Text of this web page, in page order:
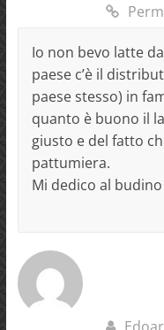
Io non bevo latte
paese c’è il
paese stesso) in
quanto è buono il
giusto e del fatto
pattumiera.
Mi dedico al